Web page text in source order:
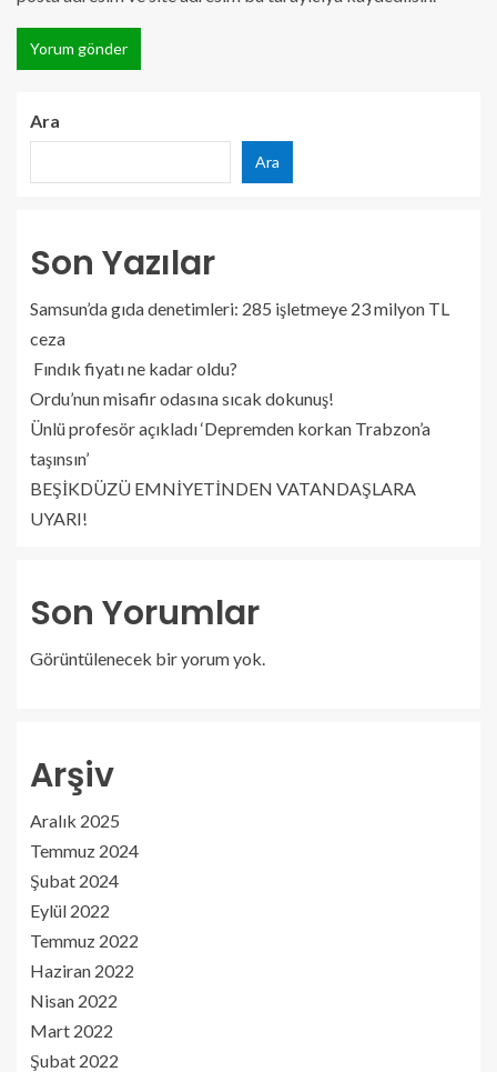
Ara
Ara
Son Yazılar
Samsun’da gıda denetimleri: 285 işletmeye 23 milyon TL
ceza
Fındık fiyatı ne kadar oldu?
Ordu’nun misafir odasına sıcak dokunuş!
Ünlü profesör açıkladı ‘Depremden korkan Trabzon’a
taşınsın’
BEŞİKDÜZÜ EMNİYETİNDEN VATANDAŞLARA
UYARI!
Son Yorumlar
Görüntülenecek bir yorum yok.
Arşiv
Aralık 2025
Temmuz 2024
Şubat 2024
Eylül 2022
Temmuz 2022
Haziran 2022
Nisan 2022
Mart 2022
Şubat 2022